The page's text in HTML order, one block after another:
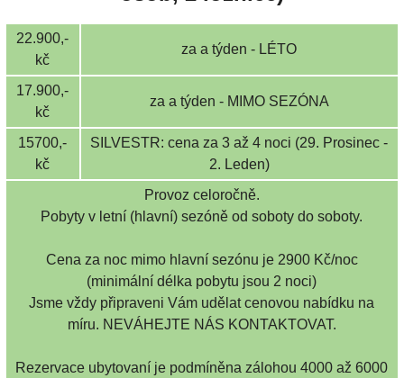
22.900,-
kč
za a týden - LÉTO
17.900,-
kč
za a týden - MIMO SEZÓNA
15700,-
kč
SILVESTR: cena za 3 až 4 noci (29. Prosinec -
2. Leden)
Provoz celoročně.
Pobyty v letní (hlavní) sezóně od soboty do soboty.
Cena za noc mimo hlavní sezónu je 2900 Kč/noc
(minimální délka pobytu jsou 2 noci)
Jsme vždy připraveni Vám udělat cenovou nabídku na
míru. NEVÁHEJTE NÁS KONTAKTOVAT.
Rezervace ubytovaní je podmíněna zálohou 4000 až 6000